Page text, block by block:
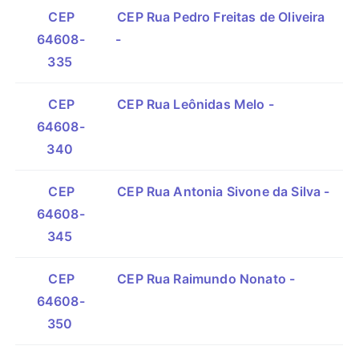
CEP
64608-
335
CEP Rua Pedro Freitas de Oliveira
-
CEP
64608-
340
CEP Rua Leônidas Melo -
CEP
64608-
345
CEP Rua Antonia Sivone da Silva -
CEP
64608-
350
CEP Rua Raimundo Nonato -